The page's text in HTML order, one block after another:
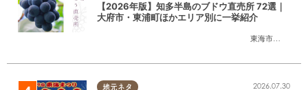
東海市
,大府市
【2026年版】知多半島のブドウ直売所 72選｜
大府市・東浦町ほかエリア別に一挙紹介
地元ネタ 2026.07.30